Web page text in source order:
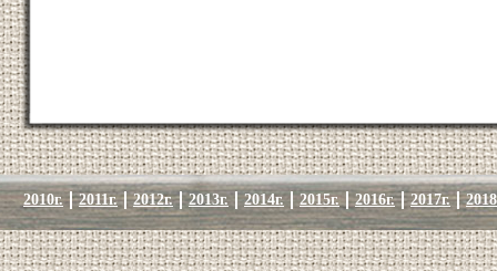
2010г. 2011г. 2012г. 2013г. 2014г. 2015г. 2016г. 2017г.